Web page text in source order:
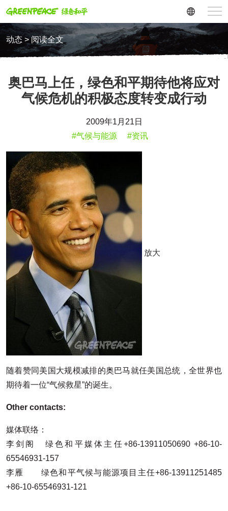
动态 > 阅读全文
奥巴马上任，绿色和平期待他将应对
气候危机的积极态度转变成行动
2009年1月21日
#气候与能源
#资讯
放大
随着赞同美国大规模减排的奥巴马就任美国总统，全世界也
期待着一位“气候救星”的诞生。
Other contacts:
媒体联络：
李剑阁 绿色和平媒体主任+86-13911050690 +86-10-
65546931-157
李雁 绿色和平气候与能源项目主任+86-13911251485
+86-10-65546931-121